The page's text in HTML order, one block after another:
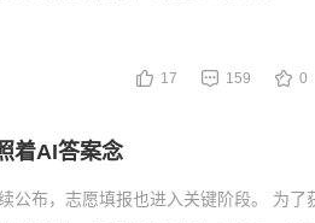
17 159 0
着AI答案念
公布，志愿填报也进入关键阶段。 为了